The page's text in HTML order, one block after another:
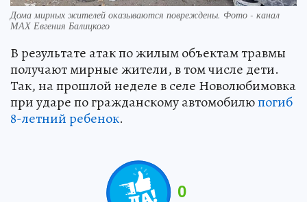
Дома мирных жителей оказываются повреждены. Фото - канал
МАХ Евгения Балицкого
В результате атак по жилым объектам травмы
получают мирные жители, в том числе дети.
Так, на прошлой неделе в селе Новолюбимовка
при ударе по гражданскому автомобилюпогиб
8-летний ребенок.
0